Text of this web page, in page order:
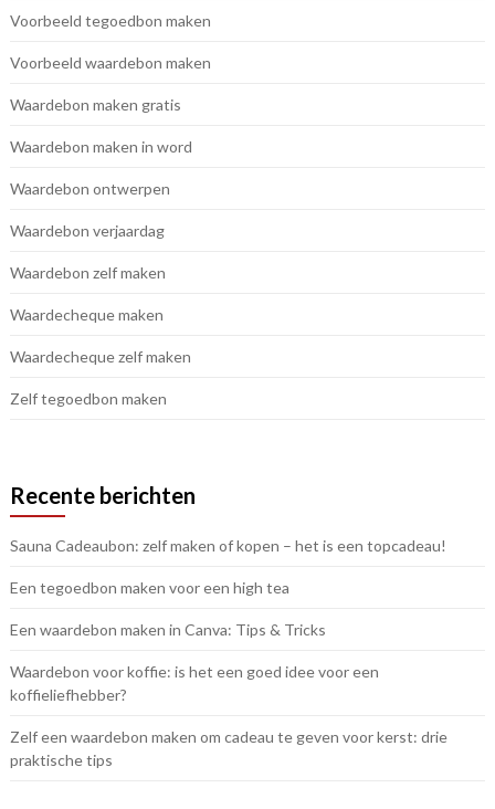
Voorbeeld tegoedbon maken
Voorbeeld waardebon maken
Waardebon maken gratis
Waardebon maken in word
Waardebon ontwerpen
Waardebon verjaardag
Waardebon zelf maken
Waardecheque maken
Waardecheque zelf maken
Zelf tegoedbon maken
Recente berichten
Sauna Cadeaubon: zelf maken of kopen – het is een topcadeau!
Een tegoedbon maken voor een high tea
Een waardebon maken in Canva: Tips & Tricks
Waardebon voor koffie: is het een goed idee voor een
koffieliefhebber?
Zelf een waardebon maken om cadeau te geven voor kerst: drie
praktische tips